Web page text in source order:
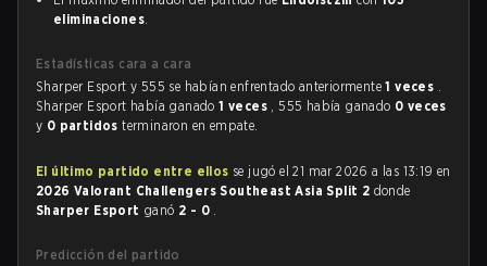
eliminaciones.
Estadísticas cara a cara
Sharper Esport y 555 se habían enfrentado anteriormente1 veces .
Sharper Esport había ganado1 veces , 555 había ganado 0 veces
y 0 partidosterminaron en empate.
El último partido entre ellos se jugó el 21 mar 2026 a las 13:19 en
2026 Valorant Challengers Southeast Asia Split 2 donde
Sharper Esport ganó 2 - 0 .
Predicción del partido